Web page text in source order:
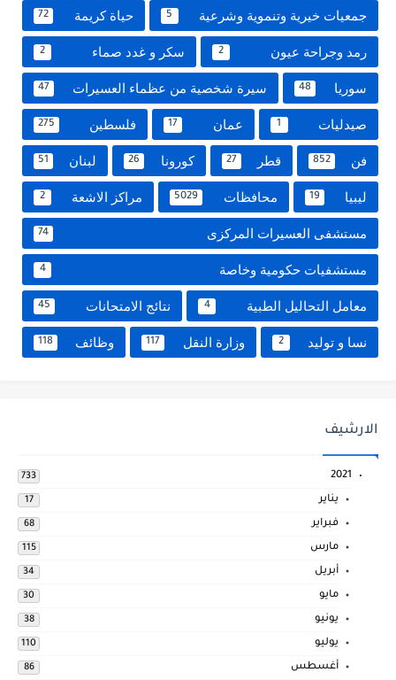
جمعيات خيرية وتنموية وشرعية 5 حياة كريمة 72
رمد وجراحة عيون 2 سكر و غدد صماء 2
سوريا 48 سيرة شخصية من عظماء العسيرات 47
صيدليات 1 عمان 17 فلسطين 275
فن 852 قطر 27 كورونا 26 لبنان 51
ليبيا 19 محافظات 5029 مراكز الاشعة 2
مستشفى العسيرات المركزى 74
مستشفيات حكومية وخاصة 4
معامل التحاليل الطبية 4 نتائج الامتحانات 45
نسا و توليد 2 وزارة النقل 117 وظائف 118
الارشيف
2021
733
يناير 17
فبراير 68
مارس 115
أبريل 34
مايو 30
يونيو 38
يوليو 110
أغسطس 86